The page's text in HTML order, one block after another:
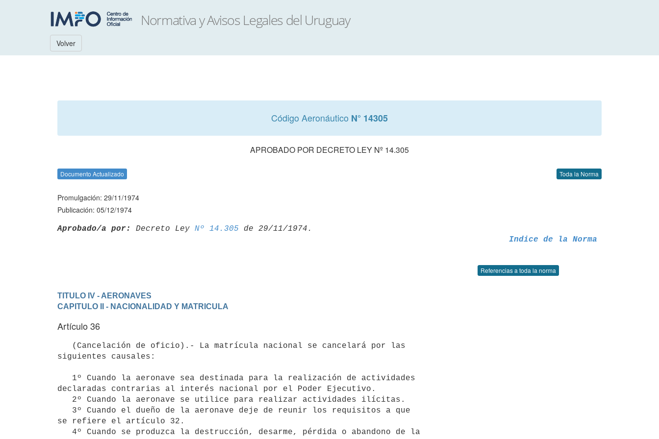
Volver
Código Aeronáutico N° 14305
APROBADO POR DECRETO LEY Nº 14.305
Documento Actualizado Toda la Norma
Promulgación: 29/11/1974
Publicación: 05/12/1974
Aprobado/a por: Decreto Ley Nº 14.305
Indice de la Norma
Referencias a toda la norma
TITULO IV - AERONAVES
CAPITULO II - NACIONALIDAD Y MATRICULA
Artículo 36
siguientes causales:
declaradas contrarias al interés nacional por el Poder Ejecutivo.
se refiere el artículo 32.